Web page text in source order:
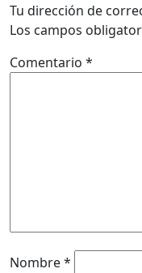
Tu dirección de
Los campos
Comentario *
Nombre*